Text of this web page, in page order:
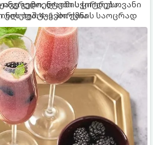
გემო, ლაიმის ციტრუსოვანი
ბუშტუკები ქმნის საოცრად
კოქტეილს.
სჭირდება.
ულუფა: 4–6 პორცია